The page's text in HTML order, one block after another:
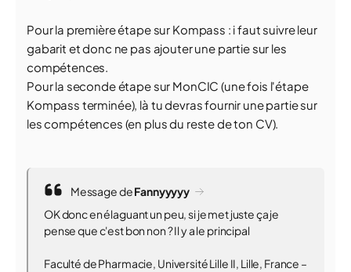
Pour la première étape sur Kompass : i faut suivre leur
gabarit et donc ne pas ajouter une partie sur les
compétences.
Pour la seconde étape sur MonCIC (une fois l'étape
Kompass terminée), là tu devras fournir une partie sur
les compétences (en plus du reste de ton CV).
Message deFannyyyyy
OK donc en élaguant un peu, si je met juste ça je
pense que c'est bon non ? Il y a le principal
Faculté de Pharmacie, Université Lille II, Lille, France –